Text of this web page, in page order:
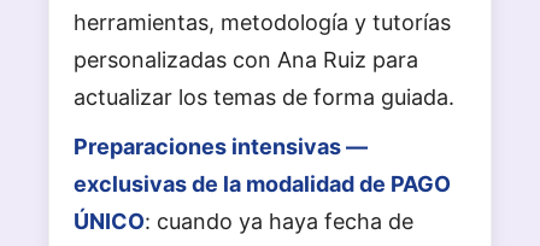
herramientas, metodología y tutorías
personalizadas con Ana Ruiz para
actualizar los temas de forma guiada.
Preparaciones intensivas —
exclusivas de la modalidad de PAGO
ÚNICO: cuando ya haya fecha de